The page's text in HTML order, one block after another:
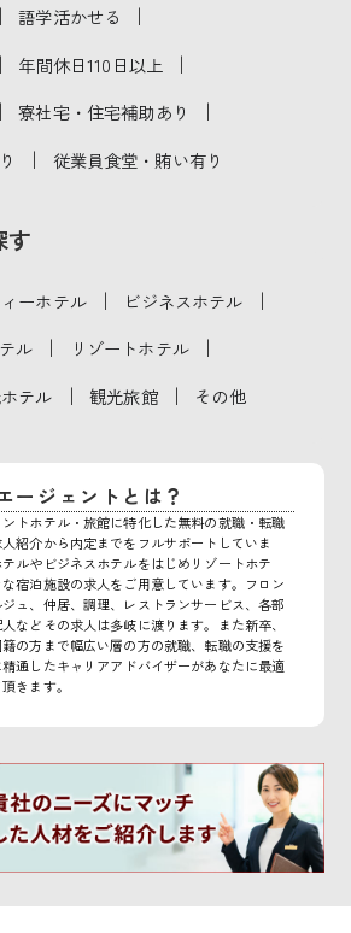
｜ 語学活かせる ｜
｜ 年間休日110日以上 ｜
｜ 寮社宅・住宅補助あり ｜
｜ 従業員食堂・賄い有り
す
ーホテル ｜ ビジネスホテル ｜
ル ｜ リゾートホテル ｜
テル ｜ 観光旅館 ｜ その他
ージェントとは？
トホテル・旅館に特化した無料の就職・転職
紹介から内定までをフルサポートしていま
ルやビジネスホテルをはじめリゾートホテ
宿泊施設の求人をご用意しています。フロン
ュ、仲居、調理、レストランサービス、各部
などその求人は多岐に渡ります。また新卒、
の方まで幅広い層の方の就職、転職の支援を
通したキャリアアドバイザーがあなたに最適
きます。